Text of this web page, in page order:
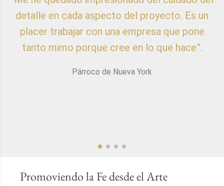
detalle en cada aspecto del proyecto. Es un
placer trabajar con una empresa que pone
tanto mimo porque cree en lo que hace”.
Párroco de Nueva York
Promoviendo la Fe desde el Arte